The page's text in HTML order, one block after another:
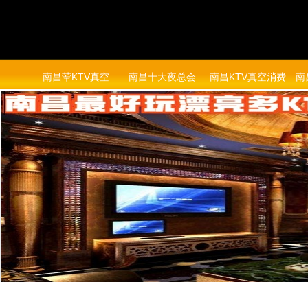
南昌荤KTV真空 南昌十大夜总会 南昌KTV真空消费 南